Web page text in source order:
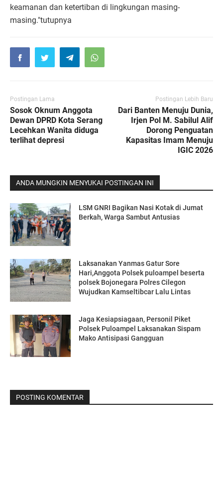
keamanan dan ketertiban di lingkungan masing-
masing."tutupnya
Postingan Lama
Sosok Oknum Anggota
Dewan DPRD Kota Serang
Lecehkan Wanita diduga
terlihat depresi
Postingan Lebih Baru
Dari Banten Menuju Dunia,
Irjen Pol M. Sabilul Alif
Dorong Penguatan
Kapasitas Imam Menuju
IGIC 2026
ANDA MUNGKIN MENYUKAI POSTINGAN INI
LSM GNRI Bagikan Nasi Kotak di Jumat
Berkah, Warga Sambut Antusias
Laksanakan Yanmas Gatur Sore
Hari,Anggota Polsek puloampel beserta
polsek Bojonegara Polres Cilegon
Wujudkan Kamseltibcar Lalu Lintas
Jaga Kesiapsiagaan, Personil Piket
Polsek Puloampel Laksanakan Sispam
Mako Antisipasi Gangguan
POSTING KOMENTAR